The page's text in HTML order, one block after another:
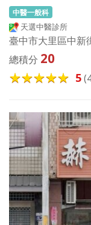
中醫一般科
天選中醫診所
臺中市大里區中新
總積分 20
5